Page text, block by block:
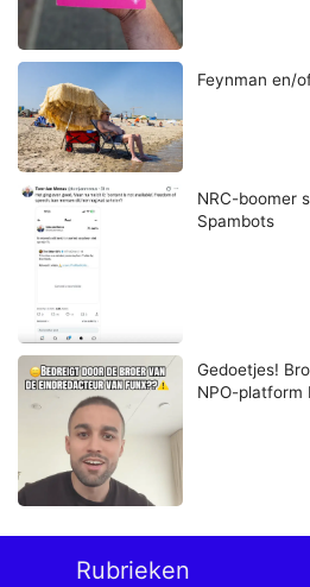
Feynman en/
NRC-boomer
Spambots
Gedoetjes!
NPO-platform
Rubrieken